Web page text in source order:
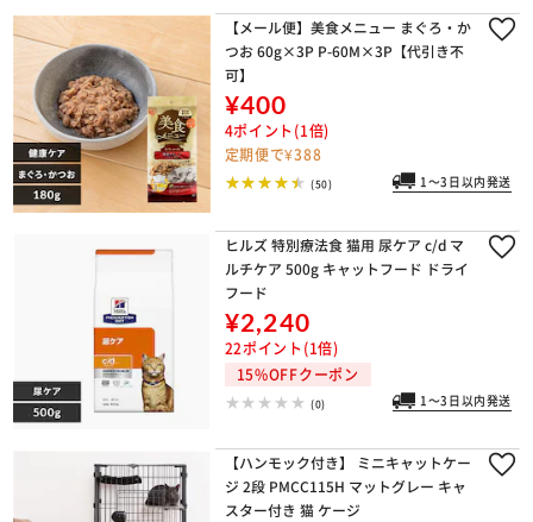
【メール便】美食メニュー まぐろ・か
つお 60g×3P P-60M×3P【代引き不
可】
¥400
4ポイント(1倍)
定期便で¥388
(50) 1～3日以内発送
ヒルズ 特別療法食 猫用 尿ケア c/d マ
ルチケア 500g キャットフード ドライ
フード
¥2,240
22ポイント(1倍)
15%OFFクーポン
(0) 1～3日以内発送
【ハンモック付き】 ミニキャットケー
ジ 2段 PMCC115H マットグレー キャ
スター付き 猫 ケージ